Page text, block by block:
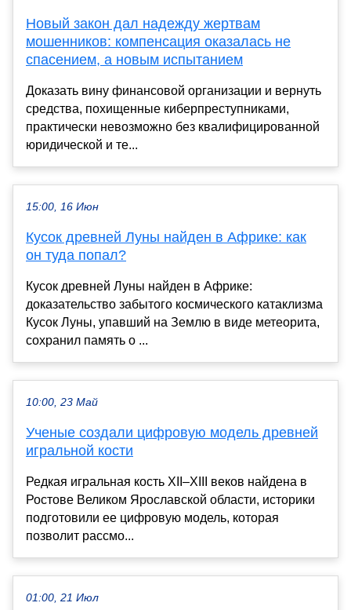
Новый закон дал надежду жертвам
мошенников: компенсация оказалась не
спасением, а новым испытанием
Доказать вину финансовой организации и вернуть
средства, похищенные киберпреступниками,
практически невозможно без квалифицированной
юридической и те...
15:00, 16 Июн
Кусок древней Луны найден в Африке: как
он туда попал?
Кусок древней Луны найден в Африке:
доказательство забытого космического катаклизма
Кусок Луны, упавший на Землю в виде метеорита,
сохранил память о ...
10:00, 23 Май
Ученые создали цифровую модель древней
игральной кости
Редкая игральная кость XII–XIII веков найдена в
Ростове Великом Ярославской области, историки
подготовили ее цифровую модель, которая
позволит рассмо...
01:00, 21 Июл